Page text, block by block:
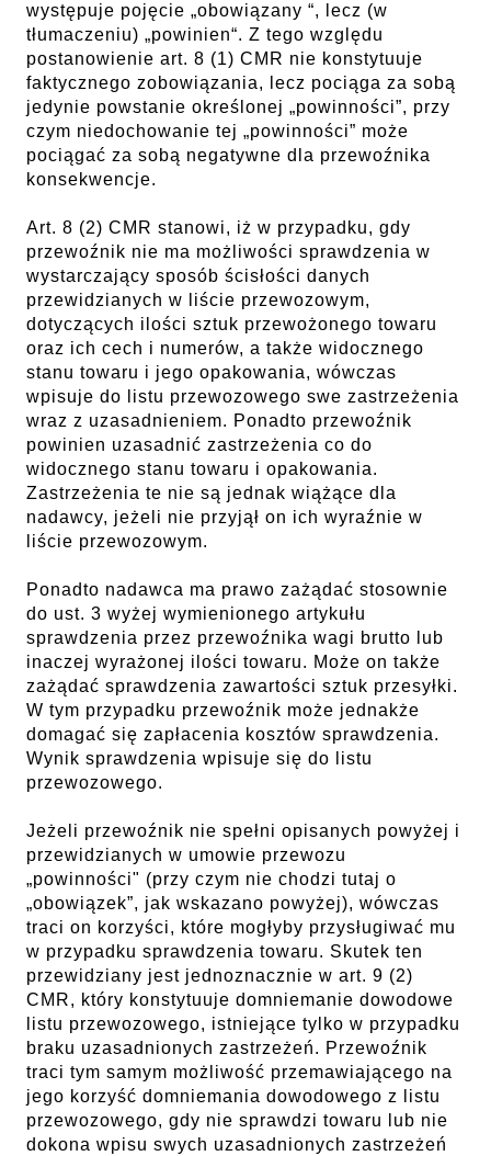
występuje pojęcie „obowiązany “, lecz (w
tłumaczeniu) „powinien“. Z tego względu
postanowienie art. 8 (1) CMR nie konstytuuje
faktycznego zobowiązania, lecz pociąga za sobą
jedynie powstanie określonej „powinności”, przy
czym niedochowanie tej „powinności” może
pociągać za sobą negatywne dla przewoźnika
konsekwencje.
Art. 8 (2) CMR stanowi, iż w przypadku, gdy
przewoźnik nie ma możliwości sprawdzenia w
wystarczający sposób ścisłości danych
przewidzianych w liście przewozowym,
dotyczących ilości sztuk przewożonego towaru
oraz ich cech i numerów, a także widocznego
stanu towaru i jego opakowania, wówczas
wpisuje do listu przewozowego swe zastrzeżenia
wraz z uzasadnieniem. Ponadto przewoźnik
powinien uzasadnić zastrzeżenia co do
widocznego stanu towaru i opakowania.
Zastrzeżenia te nie są jednak wiążące dla
nadawcy, jeżeli nie przyjął on ich wyraźnie w
liście przewozowym.
Ponadto nadawca ma prawo zażądać stosownie
do ust. 3 wyżej wymienionego artykułu
sprawdzenia przez przewoźnika wagi brutto lub
inaczej wyrażonej ilości towaru. Może on także
zażądać sprawdzenia zawartości sztuk przesyłki.
W tym przypadku przewoźnik może jednakże
domagać się zapłacenia kosztów sprawdzenia.
Wynik sprawdzenia wpisuje się do listu
przewozowego.
Jeżeli przewoźnik nie spełni opisanych powyżej i
przewidzianych w umowie przewozu
„powinności" (przy czym nie chodzi tutaj o
„obowiązek”, jak wskazano powyżej), wówczas
traci on korzyści, które mogłyby przysługiwać mu
w przypadku sprawdzenia towaru. Skutek ten
przewidziany jest jednoznacznie w art. 9 (2)
CMR, który konstytuuje domniemanie dowodowe
listu przewozowego, istniejące tylko w przypadku
braku uzasadnionych zastrzeżeń. Przewoźnik
traci tym samym możliwość przemawiającego na
jego korzyść domniemania dowodowego z listu
przewozowego, gdy nie sprawdzi towaru lub nie
dokona wpisu swych uzasadnionych zastrzeżeń